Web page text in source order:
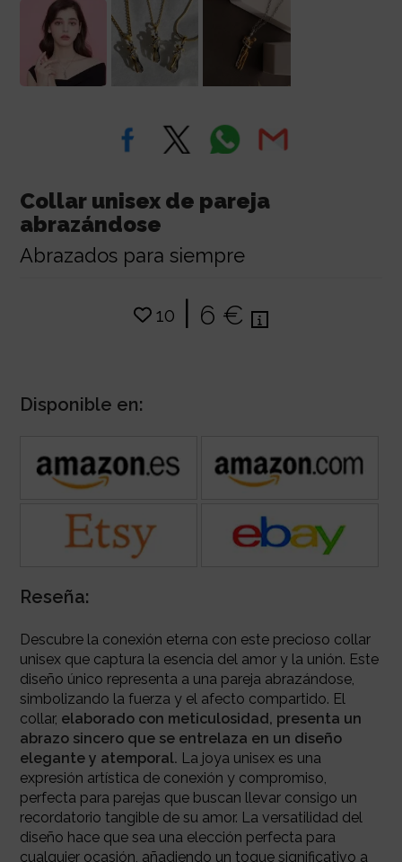
Collar unisex de pareja
abrazándose
Abrazados para siempre
10 | 6 €
Disponible en:
Reseña:
Descubre la conexión eterna con este precioso collar
unisex que captura la esencia del amor y la unión. Este
diseño único representa a una pareja abrazándose,
simbolizando la fuerza y el afecto compartido. El
collar, elaborado con meticulosidad, presenta un
abrazo sincero que se entrelaza en un diseño
elegante y atemporal. La joya unisex es una
expresión artística de conexión y compromiso,
perfecta para parejas que buscan llevar consigo un
recordatorio tangible de su amor. La versatilidad del
diseño hace que sea una elección perfecta para
cualquier ocasión, añadiendo un toque significativo a